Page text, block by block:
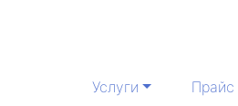
Услуги Прайс